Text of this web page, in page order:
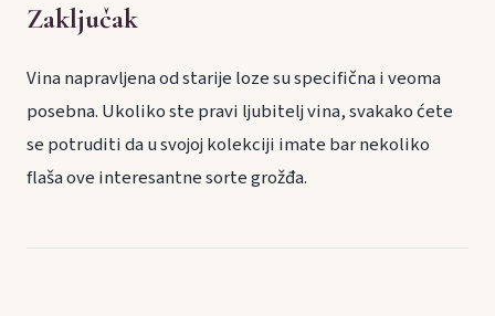
Zaključak
Vina napravljena od starije loze su specifična i veoma
posebna. Ukoliko ste pravi ljubitelj vina, svakako ćete
se potruditi da u svojoj kolekciji imate bar nekoliko
flaša ove interesantne sorte grožđa.